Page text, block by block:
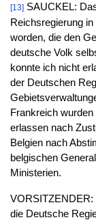
[13]SAUCKEL:
Reichsregierung
worden, die den
deutsche Volk
konnte ich nicht
der Deutschen
Frankreich
erlassen nach
Belgien nach
belgischen
Ministerien.
VORSITZENDER:
die Deutsche